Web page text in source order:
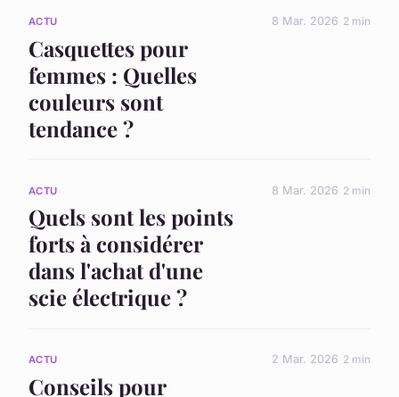
ACTU
Casquettes pour
femmes : Quelles
couleurs sont
tendance ?
8 Mar. 2026 2 min
ACTU
Quels sont les points
forts à considérer
dans l'achat d'une
scie électrique ?
8 Mar. 2026 2 min
ACTU
Conseils pour
2 Mar. 2026 2 min